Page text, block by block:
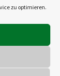
zu optimieren.